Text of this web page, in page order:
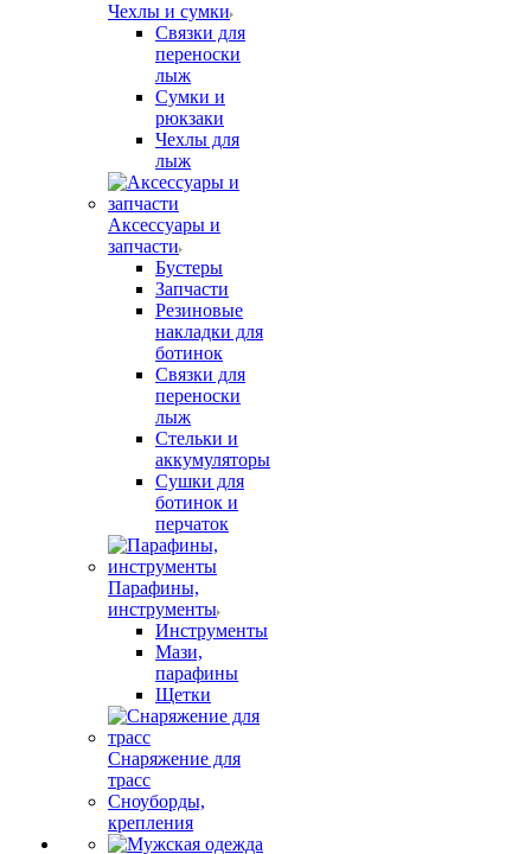
Чехлы и сумки
Связки для
переноски
лыж
Сумки и
рюкзаки
Чехлы для
лыж
Аксессуары и
запчасти
Бустеры
Запчасти
Резиновые
накладки для
ботинок
Связки для
переноски
лыж
Стельки и
аккумуляторы
Сушки для
ботинок и
перчаток
Парафины,
инструменты
Инструменты
Мази,
парафины
Щетки
Снаряжение для
трасс
Сноуборды,
крепления